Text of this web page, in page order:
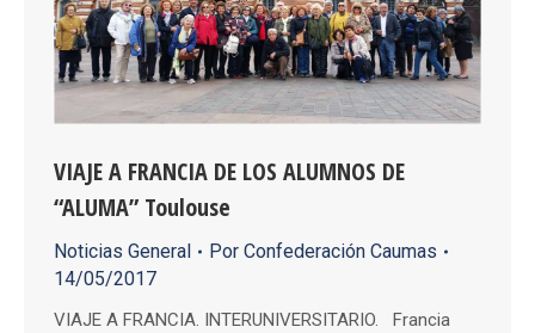
VIAJE A FRANCIA DE LOS ALUMNOS DE
“ALUMA” Toulouse
Noticias General Por Confederación Caumas
14/05/2017
VIAJE A FRANCIA. INTERUNIVERSITARIO. Francia